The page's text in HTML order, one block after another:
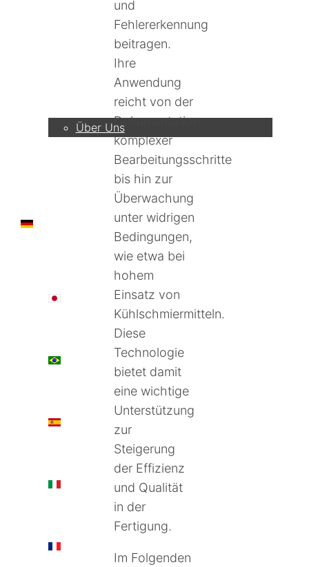
Unternehmen
Über Uns
DE
日本語
PT
ES
IT
FR
und
Fehlererkennung
beitragen.
Ihre
Anwendung
reicht von der
Dokumentation
komplexer
Bearbeitungsschritte
bis hin zur
Überwachung
unter widrigen
Bedingungen,
wie etwa bei
hohem
Einsatz von
Kühlschmiermitteln.
Diese
Technologie
bietet damit
eine wichtige
Unterstützung
zur
Steigerung
der Effizienz
und Qualität
in der
Fertigung.
Im Folgenden